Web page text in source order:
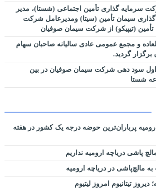
سرمایه گذاری تأمین اجتماعی (شستا)، مدیر
سیمان تأمین (سیتا) ومدیرعامل شرکت
(تیپیکو) از شرکت سیمان صوفیان
و مجمع عمومی عادی سالیانه صاحبان سهام
گردید.
سود دهی شرکت سیمان صوفیان در بین
شستا
پرباران‌ترین حوضه‌ درجه یک کشور در هفته
پاشی دریاچه ارومیه نداریم
مالچ‌پاشی در دریاچه ارومیه
تیتانیوم امروز لیتیوم